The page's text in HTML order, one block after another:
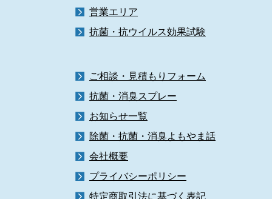
営業エリア
抗菌・抗ウイルス効果試験
ご相談・見積もりフォーム
抗菌・消臭スプレー
お知らせ一覧
除菌・抗菌・消臭よもやま話
会社概要
プライバシーポリシー
特定商取引法に基づく表記